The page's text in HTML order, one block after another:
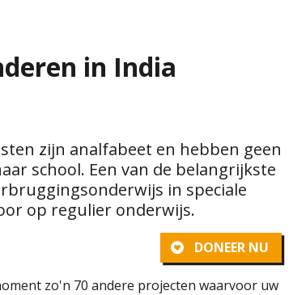
in India
zijn analfabeet en hebben geen
school. Een van de belangrijkste
in speciale
op regulier onderwijs.
DONEER NU
zo'n 70 andere projecten waarvoor uw